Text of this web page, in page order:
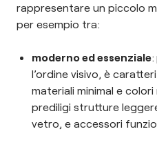
rappresentare un piccolo
per esempio tra:
moderno ed essenziale:
l’ordine visivo, è
materiali minimal e
prediligi strutture
vetro, e accessori